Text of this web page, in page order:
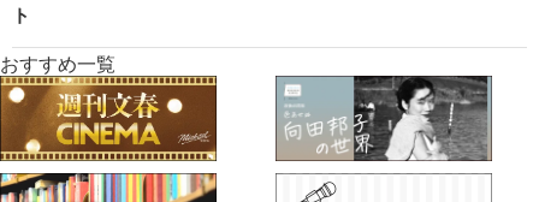
ト
おすすめ一覧